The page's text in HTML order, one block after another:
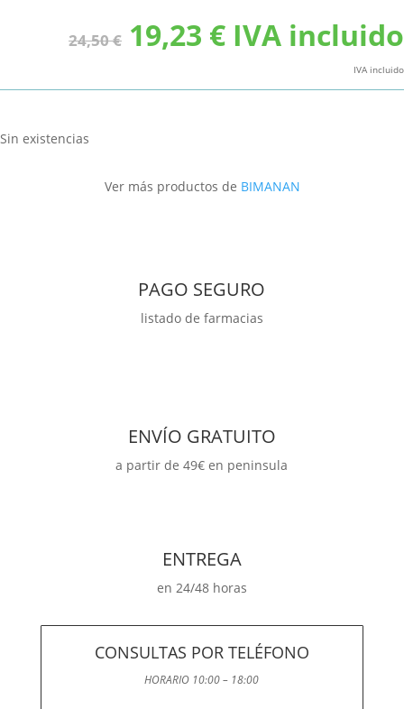
24,50€ El
precio
era:
19,23 €El
precio
es:
IVA incluido
IVA incluido
Sin existencias
Ver más productos de BIMANAN
PAGO SEGURO
listado de farmacias
ENVÍO GRATUITO
a partir de 49€ en peninsula
ENTREGA
en 24/48 horas
CONSULTAS POR TELÉFONO
HORARIO 10:00 – 18:00